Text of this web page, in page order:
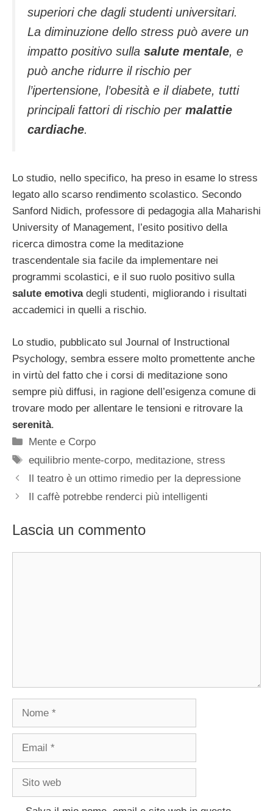
superiori che dagli studenti universitari.
La diminuzione dello stress può avere un
impatto positivo sulla salute mentale, e
può anche ridurre il rischio per
l’ipertensione, l’obesità e il diabete, tutti
principali fattori di rischio per malattie
cardiache.
Lo studio, nello specifico, ha preso in esame lo stress
legato allo scarso rendimento scolastico. Secondo
Sanford Nidich, professore di pedagogia alla Maharishi
University of Management, l’esito positivo della
ricerca dimostra come la meditazione
trascendentale sia facile da implementare nei
programmi scolastici, e il suo ruolo positivo sulla
salute emotivadegli studenti, migliorando i risultati
accademici in quelli a rischio.
Lo studio, pubblicato sul Journal of Instructional
Psychology, sembra essere molto promettente anche
in virtù del fatto che i corsi di meditazione sono
sempre più diffusi, in ragione dell’esigenza comune di
trovare modo per allentare le tensioni e ritrovare la
serenità.
Categorie
Mente e Corpo
Tag
equilibrio mente-corpo, meditazione,stress
Il teatro è un ottimo rimedio per la depressione
Il caffè potrebbe renderci più intelligenti
Lascia un commento
Nome
Email
Sito